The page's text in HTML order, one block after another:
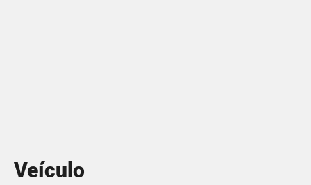
Veículo